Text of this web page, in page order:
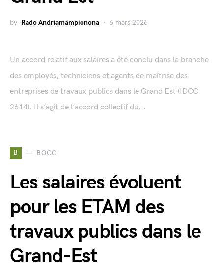
by Rado Andriamampionona 6 mars 2026
Un accord relatif aux salaires a été conclu dans la branche
des employés, techniciens et agents de maîtrise des
entreprises de travaux publics dans le Grand Est (IDCC
2614). Il s’agit de l’accord collectif du...
B BOCC
Les salaires évoluent
pour les ETAM des
travaux publics dans le
Grand-Est